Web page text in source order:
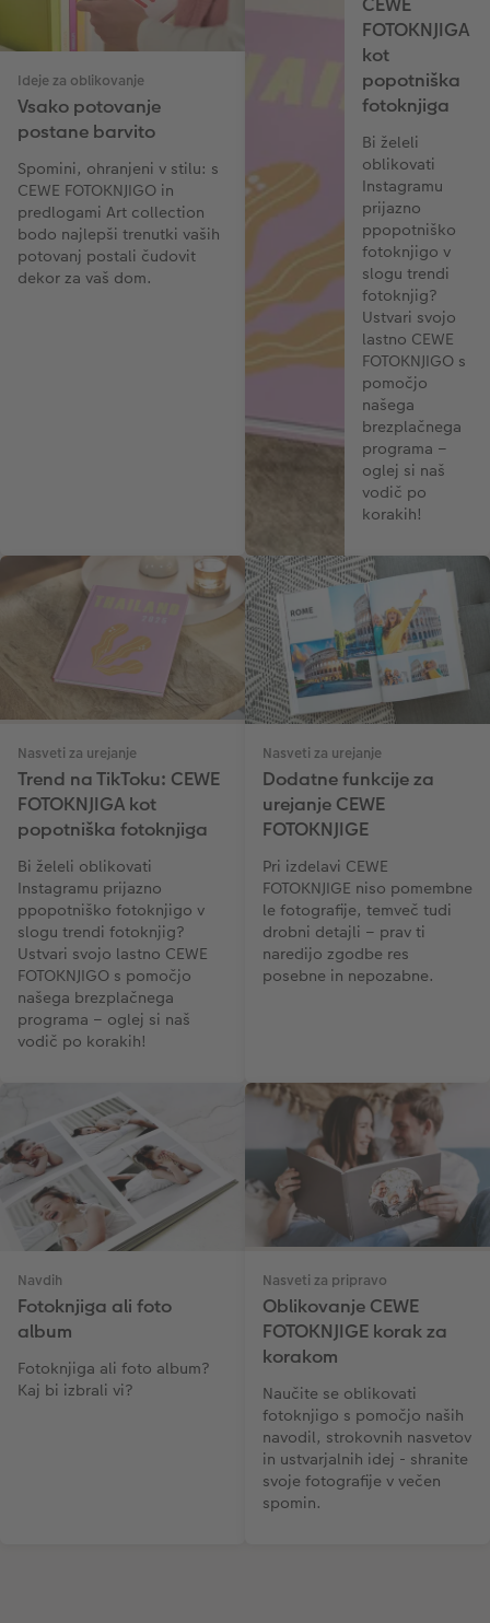
Ideje za oblikovanje
Vsako potovanje
postane barvito
Spomini, ohranjeni v stilu: s
CEWE FOTOKNJIGO in
predlogami Art collection
bodo najlepši trenutki vaših
potovanj postali čudovit
dekor za vaš dom.
FOTOKNJIGA
kot
popotniška
fotoknjiga
Bi želeli
oblikovati
Instagramu
prijazno
ppopotniško
fotoknjigo v
slogu trendi
fotoknjig?
Ustvari svojo
lastno CEWE
FOTOKNJIGO s
pomočjo
našega
brezplačnega
programa –
oglej si naš
vodič po
korakih!
Nasveti za urejanje
Trend na TikToku: CEWE
FOTOKNJIGA kot
popotniška fotoknjiga
Bi želeli oblikovati
Instagramu prijazno
ppopotniško fotoknjigo v
slogu trendi fotoknjig?
Ustvari svojo lastno CEWE
FOTOKNJIGO s pomočjo
našega brezplačnega
programa – oglej si naš
vodič po korakih!
Nasveti za urejanje
Dodatne funkcije za
urejanje CEWE
FOTOKNJIGE
Pri izdelavi CEWE
FOTOKNJIGE niso pomembne
le fotografije, temveč tudi
drobni detajli – prav ti
naredijo zgodbe res
posebne in nepozabne.
Navdih
Fotoknjiga ali foto
album
Fotoknjiga ali foto album?
Kaj bi izbrali vi?
Nasveti za pripravo
Oblikovanje CEWE
FOTOKNJIGE korak za
korakom
Naučite se oblikovati
fotoknjigo s pomočjo naših
navodil, strokovnih nasvetov
in ustvarjalnih idej - shranite
svoje fotografije v večen
spomin.